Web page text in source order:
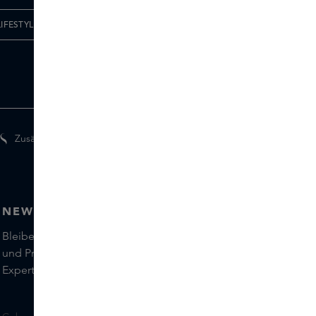
Zusätzliche Geschenke für Mitglieder
NEWSLETTER
Bleiben Sie auf dem Laufenden über die neuesten Marken
und Produkte und holen Sie sich Tipps von unseren Skins
Experts.